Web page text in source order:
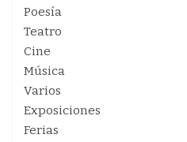
Poesía
Teatro
Cine
Música
Varios
Exposiciones
Ferias